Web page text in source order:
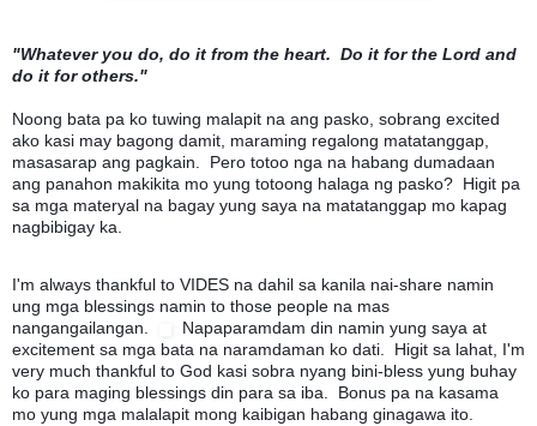
"Whatever you do, do it from the heart. Do it for the Lord and
do it for others."
Noong bata pa ko tuwing malapit na ang pasko, sobrang excited
ako kasi may bagong damit, maraming regalong matatanggap,
masasarap ang pagkain. Pero totoo nga na habang dumadaan
ang panahon makikita mo yung totoong halaga ng pasko? Higit pa
sa mga materyal na bagay yung saya na matatanggap mo kapag
nagbibigay ka.
I'm always thankful to VIDES na dahil sa kanila nai-share namin
ung mga blessings namin to those people na mas
nangangailangan.
Napaparamdam din namin yung saya at
excitement sa mga bata na naramdaman ko dati. Higit sa lahat, I'm
very much thankful to God kasi sobra nyang bini-bless yung buhay
ko para maging blessings din para sa iba. Bonus pa na kasama
mo yung mga malalapit mong kaibigan habang ginagawa ito.